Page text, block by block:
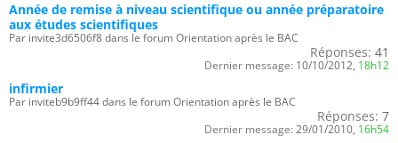
Année de remise à niveau scientifique ou année préparatoire
aux études scientifiques
Par invite3d6506f8 dans le forum Orientation après le BAC
Réponses: 41
Dernier message: 10/10/2012, 18h12
infirmier
Par inviteb9b9ff44 dans le forum Orientation après le BAC
Réponses: 7
Dernier message: 29/01/2010, 16h54